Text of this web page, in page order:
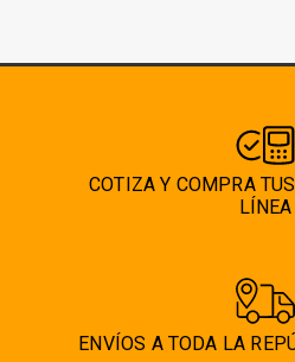
COTIZA Y COMPRA
LÍNEA
ENVÍOS A TODA LA